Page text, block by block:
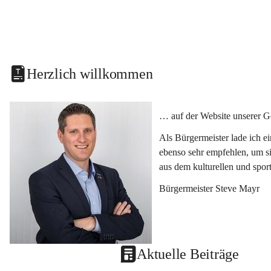
Herzlich willkommen
… auf der Website unserer
Als Bürgermeister lade ich
ebenso sehr empfehlen, um
aus dem kulturellen und
Bürgermeister Steve Mayr
Aktuelle Beiträge